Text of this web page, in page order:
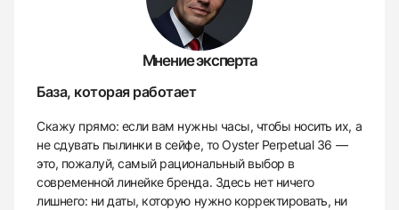
Мнение эксперта
База, которая работает
Скажу прямо: если вам нужны часы, чтобы носить их, а
не сдувать пылинки в сейфе, то Oyster Perpetual 36 —
это, пожалуй, самый рациональный выбор в
современной линейке бренда. Здесь нет ничего
лишнего: ни даты, которую нужно корректировать, ни